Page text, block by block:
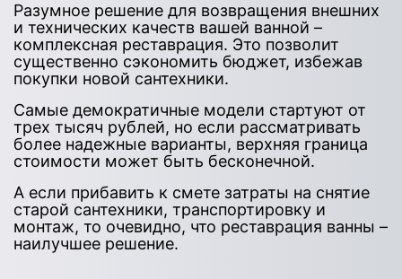
Разумное решение для возвращения внешних
и технических качеств вашей ванной –
комплексная реставрация. Это позволит
существенно сэкономить бюджет, избежав
покупки новой сантехники.
Самые демократичные модели стартуют от
трех тысяч рублей, но если рассматривать
более надежные варианты, верхняя граница
стоимости может быть бесконечной.
А если прибавить к смете затраты на снятие
старой сантехники, транспортировку и
монтаж, то очевидно, что реставрация ванны –
наилучшее решение.